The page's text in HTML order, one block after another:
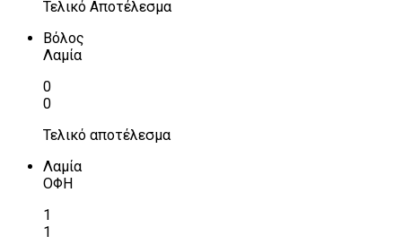
Τελικό Αποτέλεσμα
Βόλος
Λαμία
0
0
Τελικό αποτέλεσμα
Λαμία
ΟΦΗ
1
1